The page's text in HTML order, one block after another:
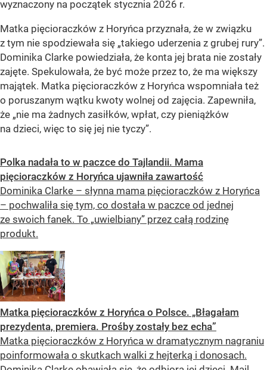
wyznaczony na początek stycznia 2026 r.
Matka pięcioraczków z Horyńca przyznała, że w związku
z tym nie spodziewała się „takiego uderzenia z grubej rury”.
Dominika Clarke powiedziała, że konta jej brata nie zostały
zajęte. Spekulowała, że być może przez to, że ma większy
majątek. Matka pięcioraczków z Horyńca wspomniała też
o poruszanym wątku kwoty wolnej od zajęcia. Zapewniła,
że „nie ma żadnych zasiłków, wpłat, czy pieniążków
na dzieci, więc to się jej nie tyczy”.
Polka nadała to w paczce do Tajlandii. Mama
pięcioraczków z Horyńca ujawniła zawartość
Dominika Clarke – słynna mama pięcioraczków z Horyńca
– pochwaliła się tym, co dostała w paczce od jednej
ze swoich fanek. To „uwielbiany” przez całą rodzinę
produkt.
Matka pięcioraczków z Horyńca o Polsce. „Błagałam
prezydenta, premiera. Prośby zostały bez echa”
Matka pięcioraczków z Horyńca w dramatycznym nagraniu
poinformowała o skutkach walki z hejterką i donosach.